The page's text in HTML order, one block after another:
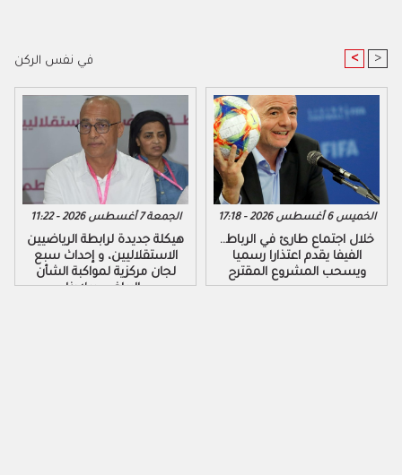
في نفس الركن < >
الجمعة 7 أغسطس 2026 - 11:22
هيكلة جديدة لرابطة الرياضيين
الاستقلاليين، و إحداث سبع
لجان مركزية لمواكبة الشأن
الرياضي ببلادنا..
الخميس 6 أغسطس 2026 - 17:18
خلال اجتماع طارئ في الرباط..
الفيفا يقدم اعتذارا رسميا
ويسحب المشروع المقترح